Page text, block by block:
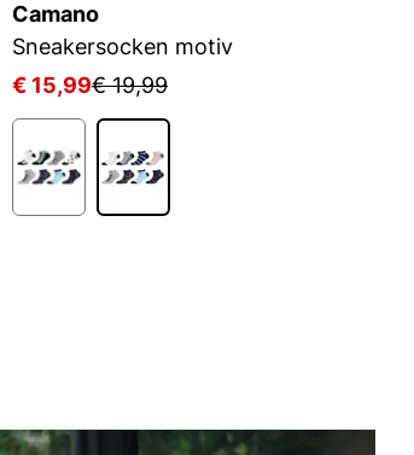
Camano
Sneakersocken motiv
€ 15,99€ 19,99